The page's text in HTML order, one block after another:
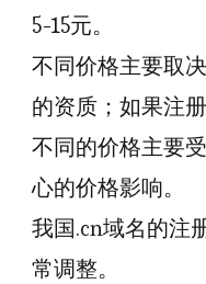
5-15元。
不同价格主要取
的资质；如果注
不同的价格主要
心的价格影响。
我国.cn域名的注
常调整。